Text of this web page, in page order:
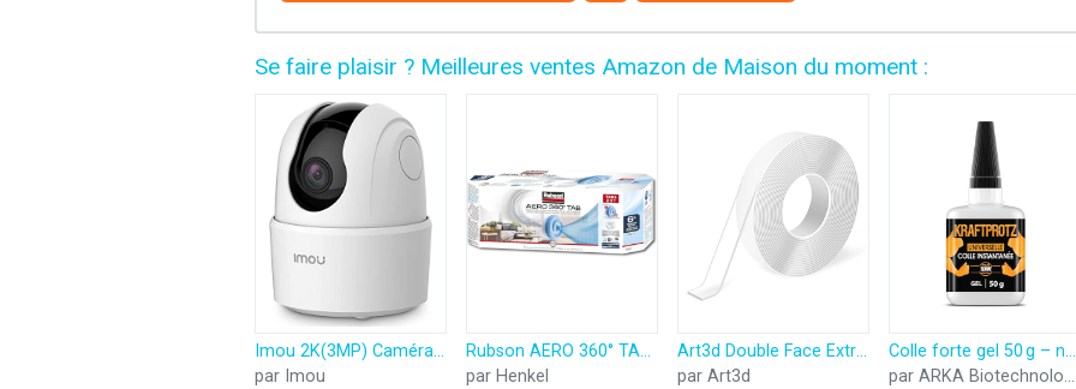
Se faire plaisir ? Meilleures ventes Amazon de Maison du moment :
Imou 2K(3MP) Caméra Surveillance WiFi Intérieure Caméra 360° Connectée Smartphone avec Détection Humaine AI Suivi Intelligent Sirène Audio Bidirectionnel Compatible Alexa pour Bébé/Animaux
par Imou
Rubson AERO 360° TAB, recharges en tabs neutres pour absorbeur d'humidité, ultra absorbantes et anti odeurs recharges pour déshumidificateurs AERO 360°, 6 x 450 g
par Henkel
Art3d Double Face Extra Fort (3Mètres), Ruban Adhésif Double Face Robuste,sans Traces,Amovible, Réutilisable, Lavable
par Art3d
Colle forte gel 50 g – ne coule pas & ultra précise – super glue résistante à l’eau, à la chaleur & aux vibrations – colle universelle plastique, bois, métal, verre – bouchon aiguille – KRAFTPROTZ
par ARKA Biotechnologie GmbH